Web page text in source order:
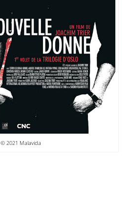
© 2021 Malavida